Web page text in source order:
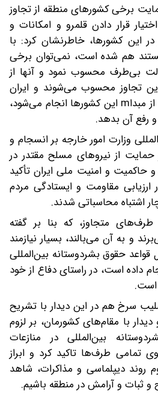
برخی کشورهای منطقه از تجاوز
قرار دادن قلمرو و امکانات و
این کشورها، خاطرنشان کرد: با
هم شده است، نمی‌توان برخی
بی‌طرف محسوب نمود و آنها از
تجاوز محسوب می‌شوند و ایران
ناگزیر بود به تجاوزاتی که از مبداm این کشورها انجام می‌شود،
رفع آن بدهد.
وزارت امور خارجه بر انسجام و
از نیروهای مسلح مقتدر در
حاکمیت و امنیت ملی ایران تأکید
مقاومت و ایستادگی مردم
اشتباه محاسباتی شدند.
متجاوز، که بنا بر گفته
و به آن می‌بالند، بسیار نیازمند
قواعد حقوق بشردوستانه بین‌المللی
داده است، در راستای دفاع از خود
است.
سرخ هم در این دیدار با تشریح
با مقام‌های کشورمان، بر لزوم
بین‌المللی در منازعات
تمامی طرف‌ها تاکید کرد و ابراز
روند دیپلماسی و مذاکرات، شاهد
ثبات و آرامش در منطقه باشیم.